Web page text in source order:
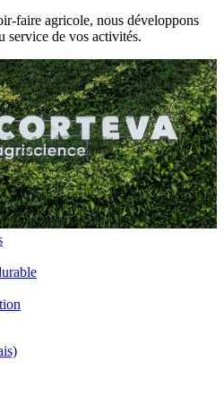
faire agricole, nous développons
service de vos activités.